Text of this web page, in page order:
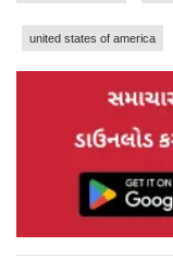
united states of america